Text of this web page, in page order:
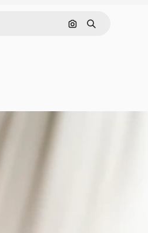
Cerca per immagine
Ricerca